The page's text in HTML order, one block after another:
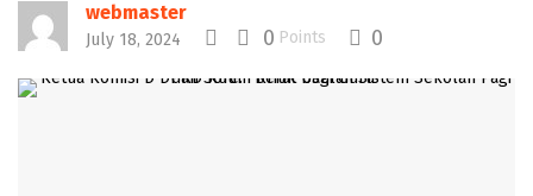
webmaster
July 18, 2024 0 Points 0